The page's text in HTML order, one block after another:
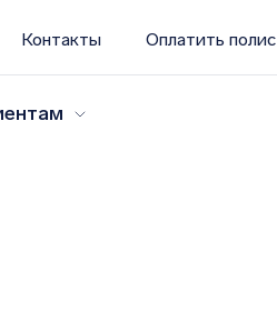
Контакты Оплатить полис